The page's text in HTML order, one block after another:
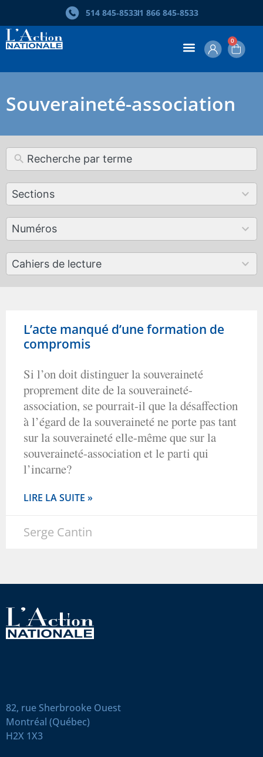
514 845‑85331 866 845‑8533
0
Souveraineté-association
Sections
12
results
Numéros
179
results
Cahiers de lecture
50
results
L’acte manqué d’une formation de
compromis
Si l’on doit distinguer la souveraineté
proprement dite de la souveraineté-
association, se pourrait-il que la désaffection
à l’égard de la souveraineté ne porte pas tant
sur la souveraineté elle-même que sur la
souveraineté-association et le parti qui
l’incarne?
LIRE LA SUITE »
Serge Cantin
82, rue Sherbrooke Ouest
Montréal (Québec)
H2X 1X3